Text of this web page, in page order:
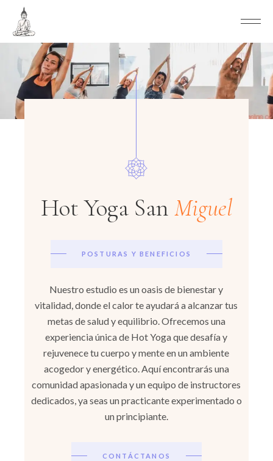
Hot Yoga San Miguel
POSTURAS Y BENEFICIOS
Nuestro estudio es un oasis de bienestar y
vitalidad, donde el calor te ayudará a alcanzar tus
metas de salud y equilibrio. Ofrecemos una
experiencia única de Hot Yoga que desafía y
rejuvenece tu cuerpo y mente en un ambiente
acogedor y energético. Aquí encontrarás una
comunidad apasionada y un equipo de instructores
dedicados, ya seas un practicante experimentado o
un principiante.
CONTÁCTANOS